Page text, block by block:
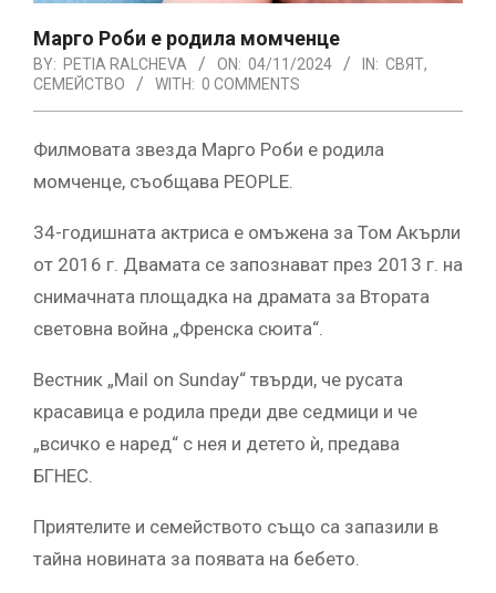
Марго Роби е родила момченце
BY: PETIA RALCHEVA ON: 04/11/2024 IN: СВЯТ,
СЕМЕЙСТВО
WITH: 0 COMMENTS
Филмовата звезда Марго Роби е родила
момченце, съобщава PEOPLE.
34-годишната актриса е омъжена за Том Акърли
от 2016 г. Двамата се запознават през 2013 г. на
снимачната площадка на драмата за Втората
световна война „Френска сюита“.
Вестник „Mail on Sunday“ твърди, че русата
красавица е родила преди две седмици и че
„всичко е наред“ с нея и детето ѝ, предава
БГНЕС.
Приятелите и семейството също са запазили в
тайна новината за появата на бебето.